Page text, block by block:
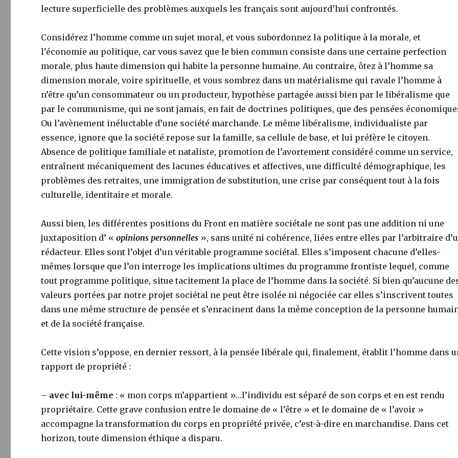
lecture superficielle des problèmes auxquels les français sont aujourd’hui confrontés.
Considérez l’homme comme un sujet moral, et vous subordonnez la politique à la morale, et
l’économie au politique, car vous savez que le bien commun consiste dans une certaine perfection
morale, plus haute dimension qui habite la personne humaine. Au contraire, ôtez à l’homme sa
dimension morale, voire spirituelle, et vous sombrez dans un matérialisme qui ravale l’homme à
n’être qu’un consommateur ou un producteur, hypothèse partagée aussi bien par le libéralisme que
par le communisme, qui ne sont jamais, en fait de doctrines politiques, que des pensées
Ou l’avènement inéluctable d’une société marchande. Le même libéralisme, individualiste par
essence, ignore que la société repose sur la famille, sa cellule de base, et lui préfère le citoyen.
Absence de politique familiale et nataliste, promotion de l’avortement considéré comme un service,
entraînent mécaniquement des lacunes éducatives et affectives, une difficulté démographique, les
problèmes des retraites, une immigration de substitution, une crise par conséquent tout à la fois
culturelle, identitaire et morale.
Aussi bien, les différentes positions du Front en matière sociétale ne sont pas une addition ni une
juxtaposition d’ «opinions personnelles », sans unité ni cohérence, liées entre elles par l’arbitraire
rédacteur. Elles sont l’objet d’un véritable programme sociétal. Elles s’imposent chacune d’elles-
mêmes lorsque que l’on interroge les implications ultimes du programme frontiste lequel, comme
tout programme politique, situe tacitement la place de l’homme dans la société. Si bien qu’aucune
valeurs portées par notre projet sociétal ne peut être isolée ni négociée car elles s’inscrivent toutes
dans une même structure de pensée et s’enracinent dans la même conception de la personne
et de la société française.
Cette vision s’oppose, en dernier ressort, à la pensée libérale qui, finalement, établit l’homme dans
rapport de propriété :
– avec lui-même : « mon corps m’appartient »…l’individu est séparé de son corps et en est rendu
propriétaire. Cette grave confusion entre le domaine de « l’être » et le domaine de « l’avoir »
accompagne la transformation du corps en propriété privée, c’est-à-dire en marchandise. Dans cet
horizon, toute dimension éthique a disparu.